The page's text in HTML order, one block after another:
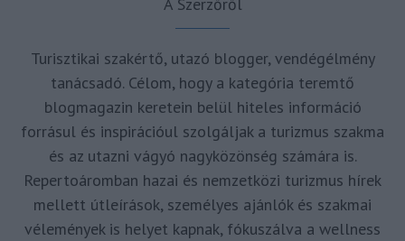
Turisztikai szakértő, utazó blogger, vendégélmény
tanácsadó. Célom, hogy a kategória teremtő
blogmagazin keretein belül hiteles információ
forrásul és inspirációul szolgáljak a turizmus szakma
és az utazni vágyó nagyközönség számára is.
Repertoáromban hazai és nemzetközi turizmus hírek
mellett útleírások, személyes ajánlók és szakmai
vélemények is helyet kapnak, fókuszálva a wellness